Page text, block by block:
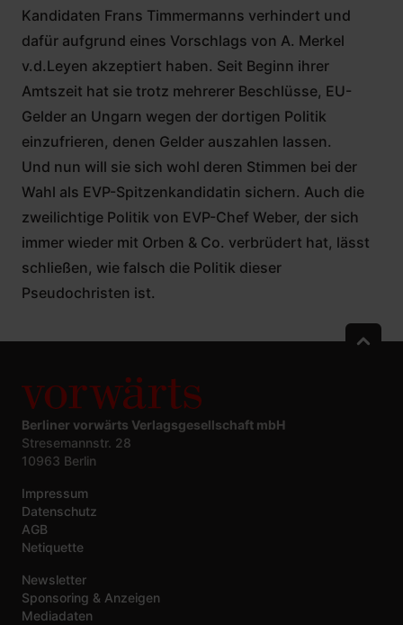
Kandidaten Frans Timmermanns verhindert und
dafür aufgrund eines Vorschlags von A. Merkel
v.d.Leyen akzeptiert haben. Seit Beginn ihrer
Amtszeit hat sie trotz mehrerer Beschlüsse, EU-
Gelder an Ungarn wegen der dortigen Politik
einzufrieren, denen Gelder auszahlen lassen.
Und nun will sie sich wohl deren Stimmen bei der
Wahl als EVP-Spitzenkandidatin sichern. Auch die
zweilichtige Politik von EVP-Chef Weber, der sich
immer wieder mit Orben & Co. verbrüdert hat, lässt
schließen, wie falsch die Politik dieser
Pseudochristen ist.
Berliner vorwärts Verlagsgesellschaft mbH
Stresemannstr. 28
10963 Berlin
Impressum
Datenschutz
AGB
Netiquette
Newsletter
Sponsoring & Anzeigen
Mediadaten